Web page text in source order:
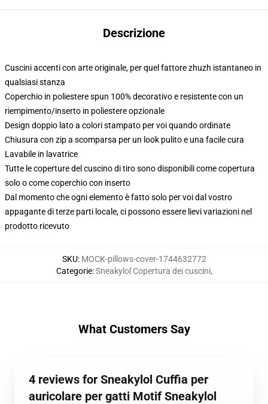
Descrizione
Cuscini accenti con arte originale, per quel fattore zhuzh istantaneo in
qualsiasi stanza
Coperchio in poliestere spun 100% decorativo e resistente con un
riempimento/inserto in poliestere opzionale
Design doppio lato a colori stampato per voi quando ordinate
Chiusura con zip a scomparsa per un look pulito e una facile cura
Lavabile in lavatrice
Tutte le coperture del cuscino di tiro sono disponibili come copertura
solo o come coperchio con inserto
Dal momento che ogni elemento è fatto solo per voi dal vostro
appagante di terze parti locale, ci possono essere lievi variazioni nel
prodotto ricevuto
SKU: MOCK-pillows-cover-1744632772
Categorie:Sneakylol Copertura dei cuscini,
What Customers Say
4 reviews for Sneakylol Cuffia per
auricolare per gatti Motif Sneakylol